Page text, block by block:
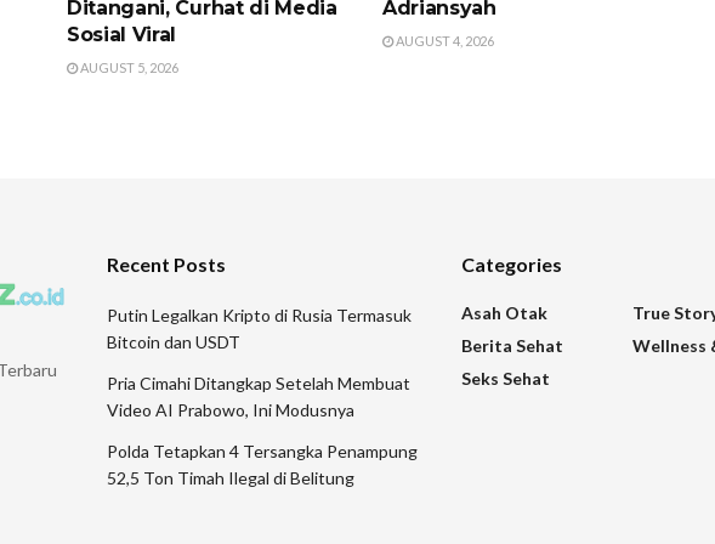
Ditangani, Curhat di Media
Sosial Viral
AUGUST 5, 2026
Adriansyah
AUGUST 4, 2026
Recent Posts
Putin Legalkan Kripto di Rusia Termasuk
Bitcoin dan USDT
Pria Cimahi Ditangkap Setelah Membuat
Video AI Prabowo, Ini Modusnya
Polda Tetapkan 4 Tersangka Penampung
52,5 Ton Timah Ilegal di Belitung
Categories
Asah Otak
Berita Sehat
Seks Sehat
True
Wellness